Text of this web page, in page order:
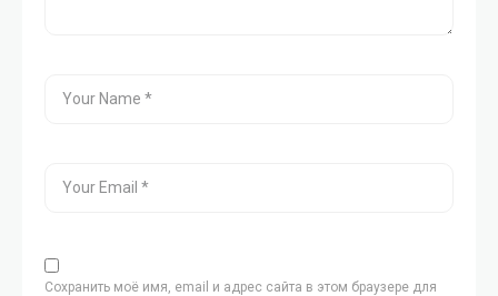
Сохранить моё имя, email и адрес сайта в этом браузере для